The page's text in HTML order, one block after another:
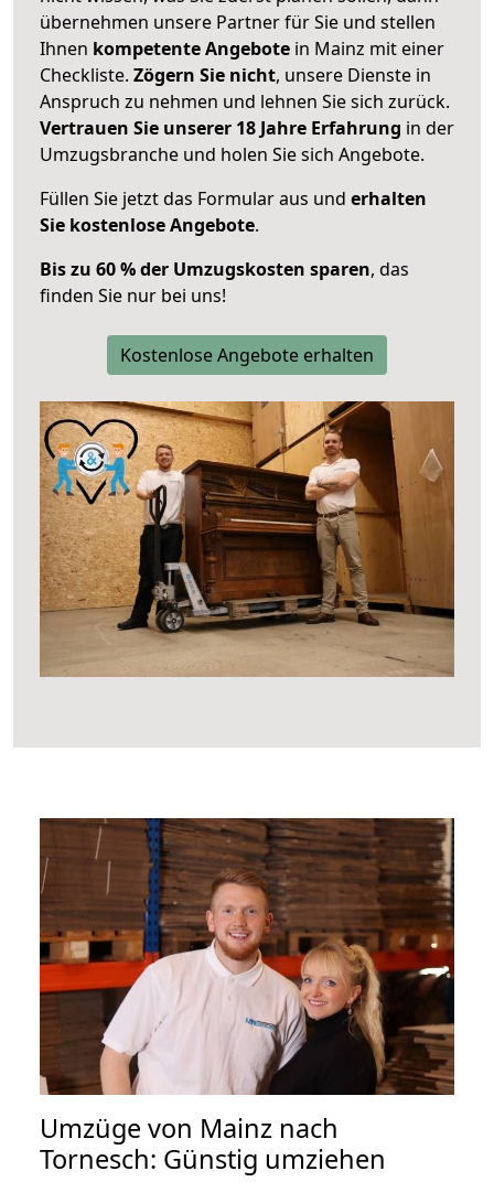
übernehmen unsere Partner für Sie und stellen
Ihnen kompetente Angebote in Mainz mit einer
Checkliste. Zögern Sie nicht, unsere Dienste in
Anspruch zu nehmen und lehnen Sie sich zurück.
Vertrauen Sie unserer 18 Jahre Erfahrung in der
Umzugsbranche und holen Sie sich Angebote.
Füllen Sie jetzt das Formular aus und erhalten
Sie kostenlose Angebote.
Bis zu 60 % der Umzugskosten sparen, das
finden Sie nur bei uns!
Kostenlose Angebote erhalten
Umzüge von Mainz nach
Tornesch: Günstig umziehen